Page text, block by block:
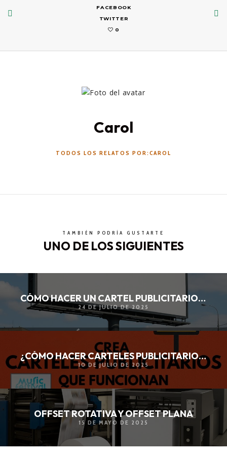
FACEBOOK
TWITTER
0
Carol
TODOS LOS RELATOS POR:CAROL
TAMBIÉN PODRÍA GUSTARTE
UNO DE LOS SIGUIENTES
CÓMO HACER UN CARTEL PUBLICITARIO DE GRANDES DIMENSIONES
24 DE JULIO DE 2025
¿CÓMO HACER CARTELES PUBLICITARIOS EFICACES?
10 DE JULIO DE 2025
OFFSET ROTATIVA Y OFFSET PLANA
15 DE MAYO DE 2025